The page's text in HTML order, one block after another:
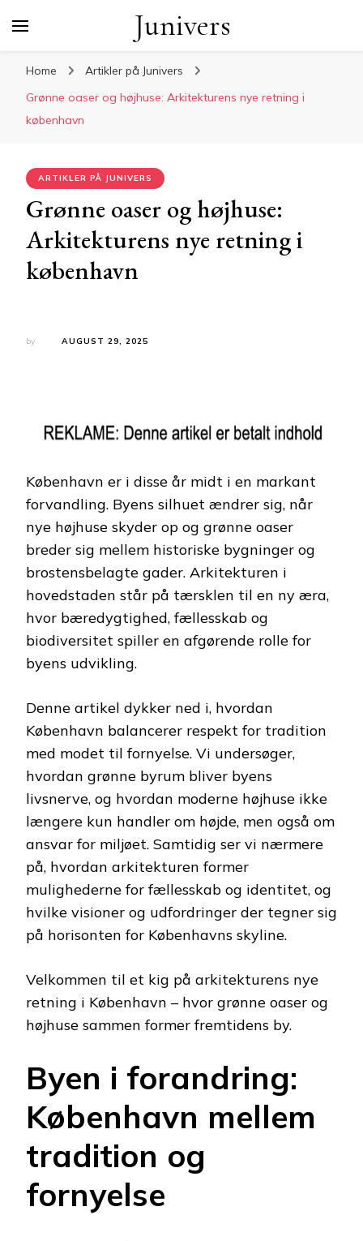
Junivers
Home
Artikler på Junivers
Grønne oaser og højhuse: Arkitekturens nye retning i
københavn
ARTIKLER PÅ JUNIVERS
Grønne oaser og højhuse:
Arkitekturens nye retning i
københavn
by AUGUST 29, 2025
København er i disse år midt i en markant
forvandling. Byens silhuet ændrer sig, når
nye højhuse skyder op og grønne oaser
breder sig mellem historiske bygninger og
brostensbelagte gader. Arkitekturen i
hovedstaden står på tærsklen til en ny æra,
hvor bæredygtighed, fællesskab og
biodiversitet spiller en afgørende rolle for
byens udvikling.
Denne artikel dykker ned i, hvordan
København balancerer respekt for tradition
med modet til fornyelse. Vi undersøger,
hvordan grønne byrum bliver byens
livsnerve, og hvordan moderne højhuse ikke
længere kun handler om højde, men også om
ansvar for miljøet. Samtidig ser vi nærmere
på, hvordan arkitekturen former
mulighederne for fællesskab og identitet, og
hvilke visioner og udfordringer der tegner sig
på horisonten for Københavns skyline.
Velkommen til et kig på arkitekturens nye
retning i København – hvor grønne oaser og
højhuse sammen former fremtidens by.
Byen i forandring:
København mellem
tradition og
fornyelse